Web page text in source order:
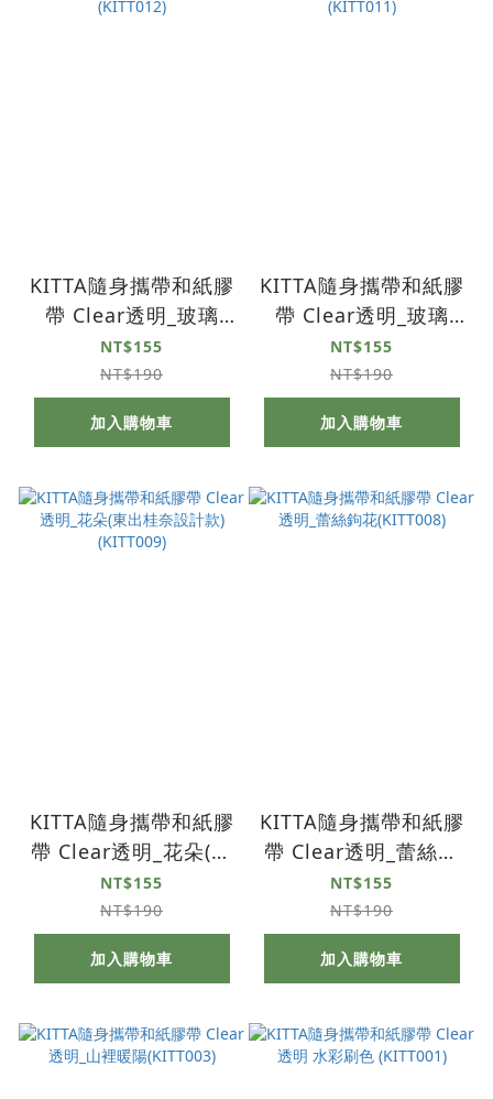
KITTA隨身攜帶和紙膠
帶 Clear透明_玻璃
2(竹中悠記設計款)
(KITT012)
NT$155
NT$190
加入購物車
KITTA隨身攜帶和紙膠
帶 Clear透明_玻璃
1(沖田奈央設計款)
(KITT011)
NT$155
NT$190
加入購物車
KITTA隨身攜帶和紙膠
帶 Clear透明_花朵(東
出桂奈設計款)
(KITT009)
NT$155
NT$190
加入購物車
KITTA隨身攜帶和紙膠
帶 Clear透明_蕾絲鉤
花(KITT008)
NT$155
NT$190
加入購物車